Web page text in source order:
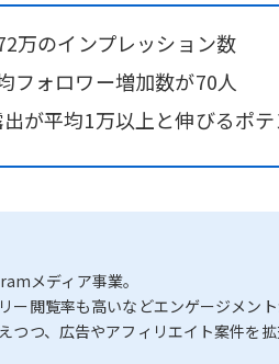
万のインプレッション数
フォロワー増加数が70人
が平均1万以上と伸びるポ
メディア事業。
閲覧率も高いなどエンゲージメント
つつ、広告やアフィリエイト案件を